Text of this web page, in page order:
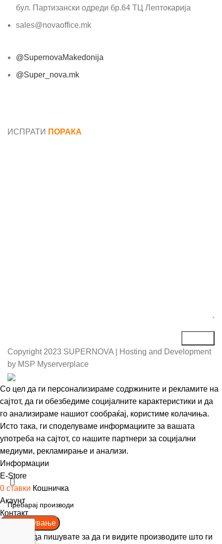
бул. Партизански одреди бр.64 ТЦ Лептокарија
sales@novaoffice.mk
@SupernovaMakedonija
@Super_nova.mk
ИСПРАТИ ПОРАКА
Copyright 2023 SUPERNOVA | Hosting and Development
by MSP Myserverplace
Со цел да ги персонализираме содржините и рекламите на
сајтот, да ги обезбедиме социјалните карактеристики и да
го анализираме нашиот сообраќај, користиме колачиња.
Исто така, ги споделуваме информациите за вашата
употреба на сајтот, со нашите партнери за социјални
медиуми, рекламирање и анализи.
Информации
Пребарување
Почнете да пишувате за да ги видите производите што ги
Е-Store
0 ставки Кошничка
Акаунт
Контакт